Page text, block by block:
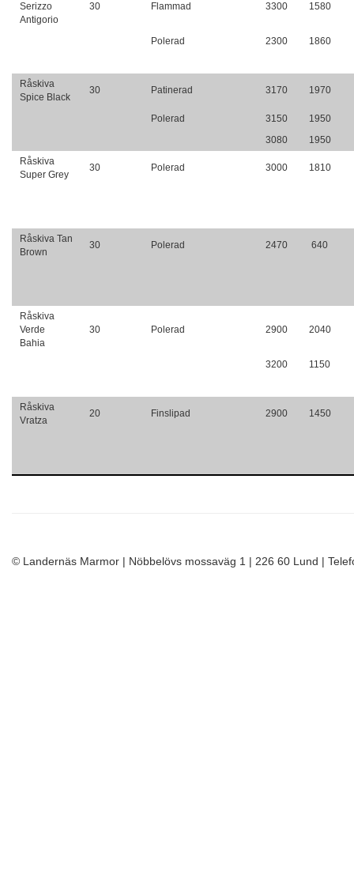
Serizzo
Antigorio
30 Flammad 3300 1580
Polerad 2300 1860
Råskiva
Spice Black
30 Patinerad 3170 1970
Polerad 3150
1950
3080
1950
Råskiva
Super Grey
30 Polerad 3000 1810
Råskiva Tan
Brown
30 Polerad 2470 640
Råskiva
Verde
Bahia
30 Polerad 2900 2040
3200 1150
Råskiva
Vratza
20 Finslipad 2900 1450
© Landernäs Marmor | Nöbbelövs mossaväg 1 | 226 60 Lund |